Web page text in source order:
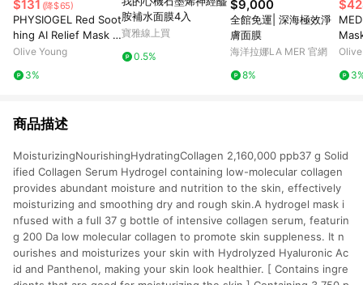
$131 (降$65)
PHYSIOGEL Red Soot
hing AI Relief Mask S
heet 1 Sheet
Olive Young
3%
胺補水面膜4入
寶雅線上買
0.5%
$9,000
全館免運| 深海極效淨
膚面膜
海洋拉娜LA MER 官網
8%
商品描述
MoisturizingNourishingHydratingCollagen 2,160,000 ppb37 g Solid
ified Collagen Serum Hydrogel containing low-molecular collagen
provides abundant moisture and nutrition to the skin, effectively
moisturizing and smoothing dry and rough skin.A hydrogel mask i
nfused with a full 37 g bottle of intensive collagen serum, featurin
g 200 Da low molecular collagen to promote skin suppleness. It n
ourishes and moisturizes your skin with Hydrolyzed Hyaluronic Ac
id and Panthenol, making your skin look healthier. [ Contains ingre